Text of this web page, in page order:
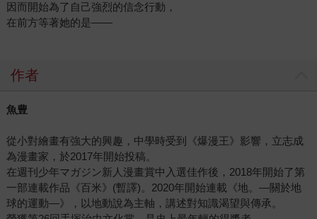
因而開始為了自己強烈的信念行動，
在前方等著她的是――
作者
魚豊
從小對繪畫有強大的興趣，中學時受到《爆漫王》影響，立志成
為漫畫家，於2017年開始投稿。
在週刊少年マガジン新人漫畫賞中入選佳作後，2018年開始了第
一部連載作品《百米》(暫譯)。2020年開始連載《地。—關於地
球的運動—》，以地動說為主軸，講述對知識渴望與傳承。